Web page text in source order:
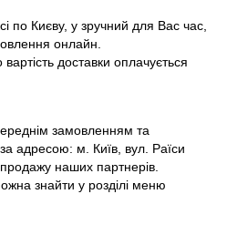
по Києву, у зручний для Вас час,
онлайн.
доставки оплачується
замовленням та
адресою: м. Київ, вул. Раїси
наших партнерів.
знайти у розділі меню